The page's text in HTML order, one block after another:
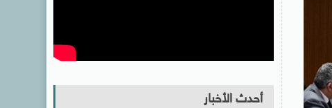
أحدث الأخبار